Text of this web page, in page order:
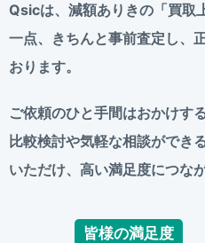
Qsicは、減額ありきの「買取
一点、きちんと事前査定し、
おります。
ご依頼のひと手間はおかけす
比較検討や気軽な相談ができ
いただけ、高い満足度につな
皆様の満足度